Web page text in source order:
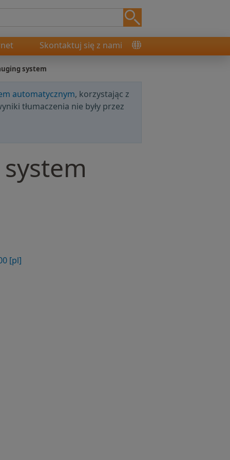
Skontaktuj się z nami
system
automatycznym, korzystając z
tłumaczenia nie były przez
[pl]